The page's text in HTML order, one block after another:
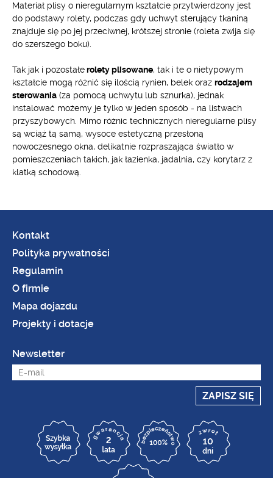
Materiał plisy o nieregularnym kształcie przytwierdzony jest
do podstawy rolety, podczas gdy uchwyt sterujący tkaniną
znajduje się po jej przeciwnej, krótszej stronie (roleta zwija się
do szerszego boku).
Tak jak i pozostałerolety plisowane, tak i te o nietypowym
kształcie mogą różnić się ilością rynien, belek oraz rodzajem
sterowania (za pomocą uchwytu lub sznurka), jednak
instalować możemy je tylko w jeden sposób - na listwach
przyszybowych. Mimo różnic technicznych nieregularne plisy
są wciąż tą samą, wysoce estetyczną przesłoną
nowoczesnego okna, delikatnie rozpraszająca światło w
pomieszczeniach takich, jak łazienka, jadalnia, czy korytarz z
klatką schodową.
Kontakt
Polityka prywatności
Regulamin
O firmie
Mapa dojazdu
Projekty i dotacje
Newsletter